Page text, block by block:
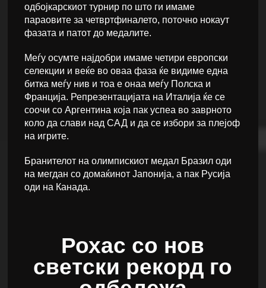
одбојкарскиот турнир по што ги имаме
параовите за четвртфиналето, поточно нокаут
фазата и патот до медалите.
Меѓу осумте најдобри имаме четири европски
селекции и веќе во оваа фаза ќе видиме една
битка меѓу нив и тоа е онаа меѓу Полска и
Франција. Репрезентацијата на Италија ќе се
соочи со Аргентина која пак успеа во заврното
коло да слави над САД и да се избори за плејоф
на игрите.
Бранителот на олимпискиот медал Бразил оди
на мегдан со домаќинот Јапонија, а пак Русија
оди на Канада.
Рохас со нов
светски рекорд го